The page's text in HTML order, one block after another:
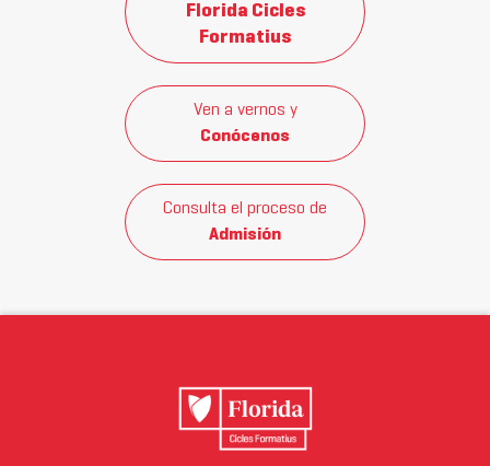
Florida Cicles
Formatius
Ven a vernos y
Conócenos
Consulta el proceso de
Admisión